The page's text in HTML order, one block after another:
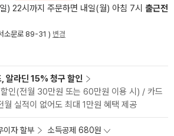
) 22시까지 주문하면 내일(월) 아침 7시 출근전
소문로 89-31 ) 변경
알라딘 15% 청구 할인
인(전월 30만원 또는 60만원 이용 시) / 카드
월 실적이 없어도 최대 1만원 혜택 제공
이자 할부 소득공제 680원